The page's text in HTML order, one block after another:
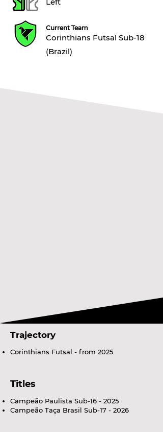
Current Team
Corinthians Futsal Sub-18
(Brazil)
Trajectory
Corinthians Futsal - from 2025
Titles
Campeão Paulista Sub-16 - 2025
Campeão Taça Brasil Sub-17 - 2026